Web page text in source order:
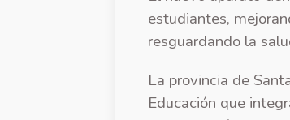
estudiantes,
resguardando la
La provincia de
Educación que